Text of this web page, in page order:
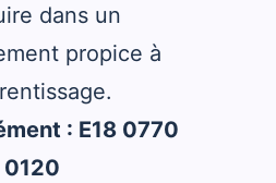
dans un
propice à
: E18 0770
0120